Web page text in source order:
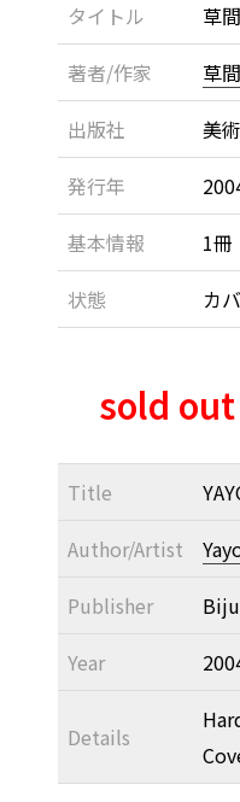
タイトル
草
著者/作家
草
出版社
美
発行年
基本情報
1
状態
カ
sold out
Title
Author/Artist
Publisher
Year
Details